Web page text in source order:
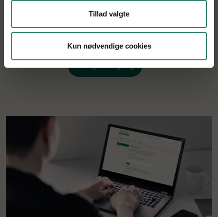
Tillad valgte
Kun nødvendige cookies